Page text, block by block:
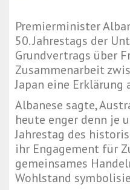
Premierminister
50. Jahrestags der
Grundvertrags über
Zusammenarbeit
Japan eine Erklärung
Albanese sagte,
heute enger denn je
Jahrestag des
ihr Engagement für
gemeinsames
Wohlstand